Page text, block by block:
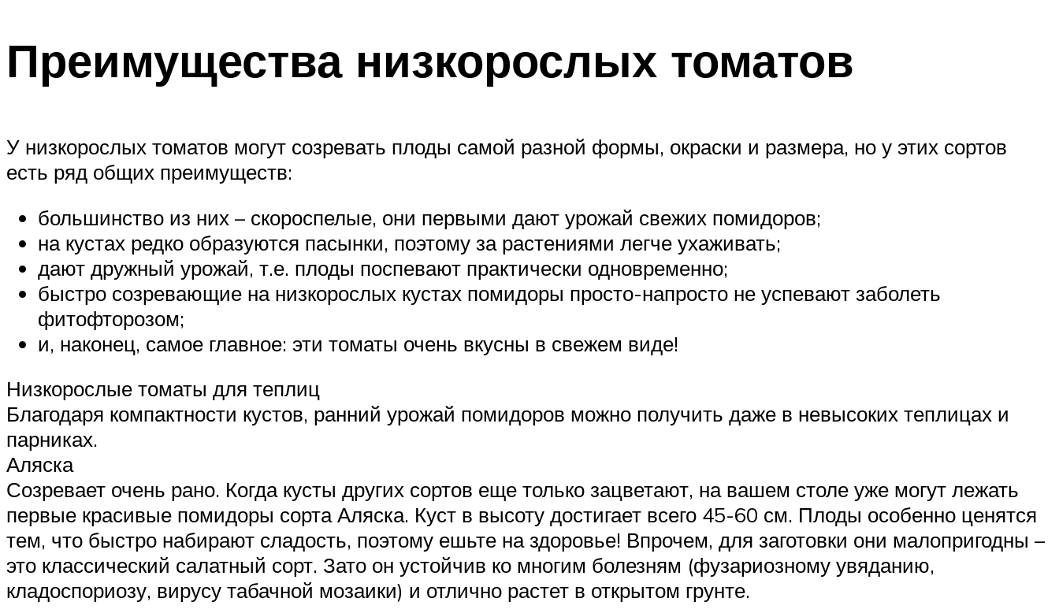
Преимущества низкорослых томатов
У низкорослых томатов могут созревать плоды самой разной формы, окраски и размера, но у этих сортов
есть ряд общих преимуществ:
большинство из них – скороспелые, они первыми дают урожай свежих помидоров;
на кустах редко образуются пасынки, поэтому за растениями легче ухаживать;
дают дружный урожай, т.е. плоды поспевают практически одновременно;
быстро созревающие на низкорослых кустах помидоры просто-напросто не успевают заболеть
фитофторозом;
и, наконец, самое главное: эти томаты очень вкусны в свежем виде!
Низкорослые томаты для теплиц
Благодаря компактности кустов, ранний урожай помидоров можно получить даже в невысоких теплицах и
парниках.
Аляска
Созревает очень рано. Когда кусты других сортов еще только зацветают, на вашем столе уже могут лежать
первые красивые помидоры сорта Аляска. Куст в высоту достигает всего 45-60 см. Плоды особенно ценятся
тем, что быстро набирают сладость, поэтому ешьте на здоровье! Впрочем, для заготовки они малопригодны –
это классический салатный сорт. Зато он устойчив ко многим болезням (фузариозному увяданию,
кладоспориозу, вирусу табачной мозаики) и отлично растет в открытом грунте.